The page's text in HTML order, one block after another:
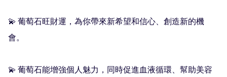
💫 葡萄石旺財運，為你帶來新希望和信心、創造新的機
會。
💫 葡萄石能增強個人魅力，同時促進血液循環、幫助美容